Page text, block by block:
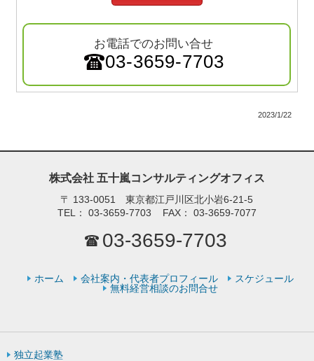
お電話でのお問い合せ
03-3659-7703
2023/1/22
株式会社 五十嵐コンサルティングオフィス
〒 133-0051 東京都江戸川区北小岩6-21-5
TEL：
03-3659-7703 FAX： 03-3659-7077
03-3659-7703
ホーム 会社案内・代表者プロフィール
スケジュール
無料経営相談のお問合せ
独立起業塾